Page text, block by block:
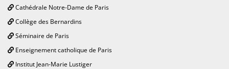
Cathédrale Notre-Dame de Paris
Collège des Bernardins
Séminaire de Paris
Enseignement catholique de Paris
Institut Jean-Marie Lustiger